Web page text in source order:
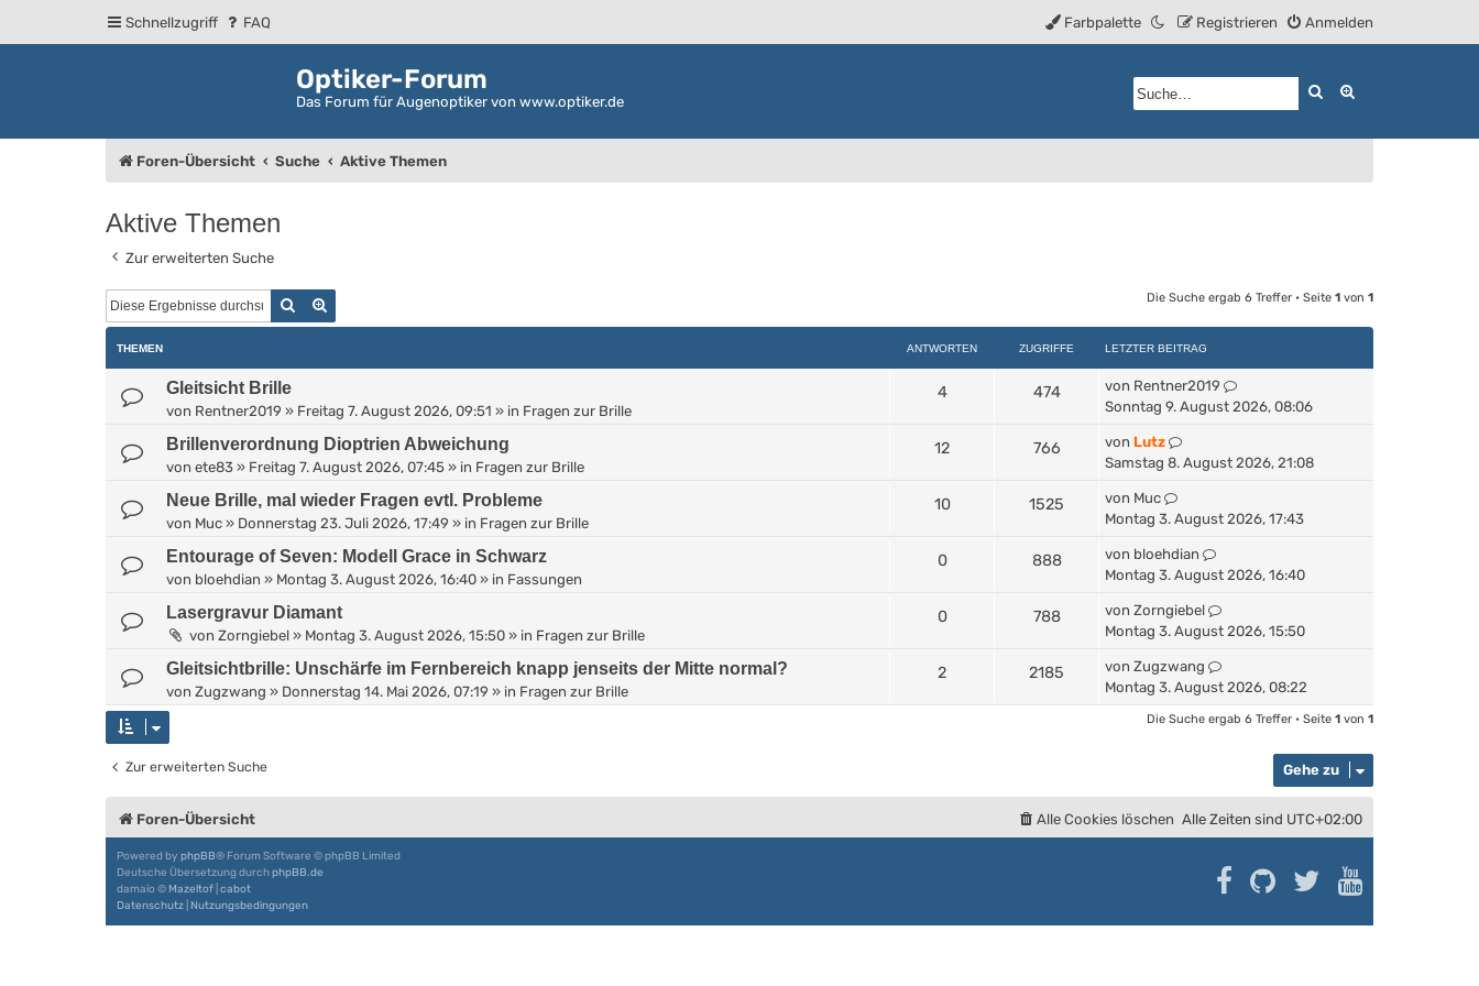
Schnellzugriff FAQ Anmelden
Registrieren
Farbpalette
Optiker-Forum
Das Forum für Augenoptiker von www.optiker.de
Suche
Foren-Übersicht Suche Aktive Themen
Aktive Themen
Zur erweiterten Suche
Suche Die Suche ergab 6 Treffer • Seite 1 von 1
THEMEN ANTWORTEN ZUGRIFFE LETZTER BEITRAG
Gleitsicht Brille
von Rentner2019 » Freitag 7. August 2026, 09:51 » in Fragen zur Brille
4 474 von Rentner2019
Sonntag 9. August 2026, 08:06
Brillenverordnung Dioptrien Abweichung
von ete83 » Freitag 7. August 2026, 07:45 » in Fragen zur Brille
12 766 von Lutz
Samstag 8. August 2026, 21:08
Neue Brille, mal wieder Fragen evtl. Probleme
von Muc » Donnerstag 23. Juli 2026, 17:49 » in Fragen zur Brille
10 1525 von Muc
Montag 3. August 2026, 17:43
Entourage of Seven: Modell Grace in Schwarz
von bloehdian » Montag 3. August 2026, 16:40 » in Fassungen
0 888 von bloehdian
Montag 3. August 2026, 16:40
Lasergravur Diamant
von Zorngiebel » Montag 3. August 2026, 15:50 » in Fragen zur Brille
0 788 von Zorngiebel
Montag 3. August 2026, 15:50
Gleitsichtbrille: Unschärfe im Fernbereich knapp jenseits der Mitte normal?
von Zugzwang » Donnerstag 14. Mai 2026, 07:19 » in Fragen zur Brille
2 2185 von Zugzwang
Montag 3. August 2026, 08:22
Die Suche ergab 6 Treffer • Seite 1 von 1
Zur erweiterten Suche Gehe zu
Foren-Übersicht Alle Zeiten sind UTC+02:00
Alle Cookies löschen
Powered by phpBB® Forum Software © phpBB Limited
Deutsche Übersetzung durchphpBB.de
damaïo © Mazeltof cabot
Datenschutz Nutzungsbedingungen